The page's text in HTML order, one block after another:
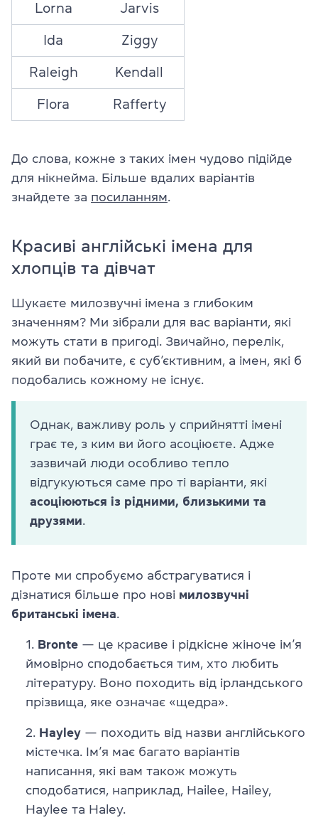
Lorna Jarvis
Ida Ziggy
Raleigh Kendall
Flora Rafferty
До слова, кожне з таких імен чудово підійде
для нікнейма. Більше вдалих варіантів
знайдете за посиланням
Красиві англійські імена для
хлопців та дівчат
Шукаєте милозвучні імена з глибоким
значенням? Ми зібрали для вас варіанти, які
можуть стати в пригоді. Звичайно, перелік,
який ви побачите, є суб’єктивним, а імен, які б
подобались кожному не існує.
Однак, важливу роль у сприйнятті імені
грає те, з ким ви його асоціюєте. Адже
зазвичай люди особливо тепло
відгукуються саме про ті варіанти, які
асоціюються із рідними, близькими та
друзями
Проте ми спробуємо абстрагуватися і
дізнатися більше про нові милозвучні
британські імена
Bronte — це красиве і рідкісне жіноче ім’я
ймовірно сподобається тим, хто любить
літературу. Воно походить від ірландського
прізвища, яке означає «щедра».
Hayley — походить від назви англійського
містечка. Ім’я має багато варіантів
написання, які вам також можуть
сподобатися, наприклад, Hailee, Hailey,
Haylee та Haley.